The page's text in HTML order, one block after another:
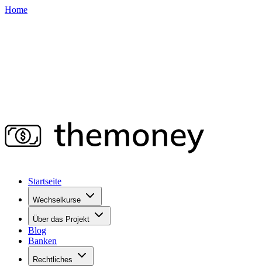
Home
Startseite
Wechselkurse
Über das Projekt
Blog
Banken
Rechtliches